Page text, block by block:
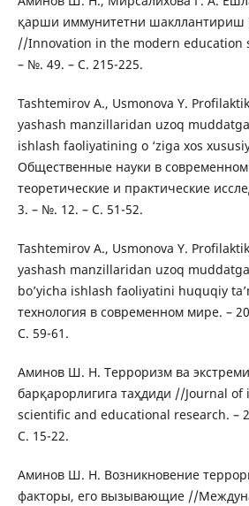
қарши иммунитетни шакллантириш
//Innovation in the modern education
– №. 49. – С. 215-225.
Tashtemirov A., Usmonova Y.
yashash manzillaridan uzoq
ishlash faoliyatining o ‘ziga xos
Общественные науки в
теоретические и практические
3. – №. 12. – С. 51-52.
Tashtemirov A., Usmonova Y.
yashash manzillaridan uzoq
bo’yicha ishlash faoliyatini huquqiy
технология в современном мире. –
С. 59-61.
Аминов Ш. Н. Терроризм ва
барқарорлигига таҳдиди //Journal
scientific and educational research. –
С. 15-22.
Аминов Ш. Н. Возникновение
факторы, его вызывающие //